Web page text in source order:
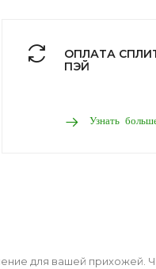
ОПЛАТА
ПЭЙ
Узнать
для вашей прихожей.